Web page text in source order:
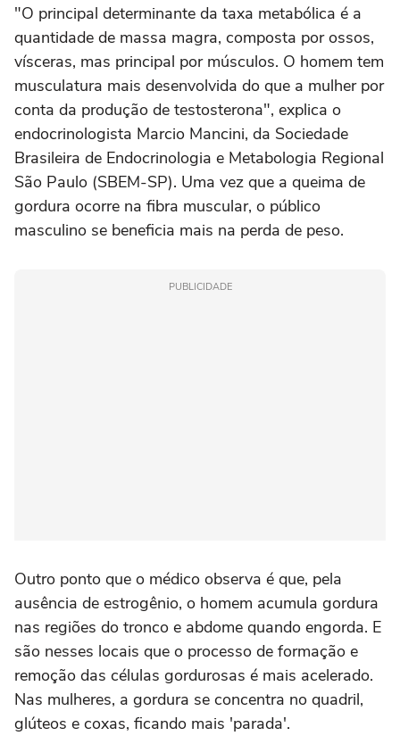
"O principal determinante da taxa metabólica é a
quantidade de massa magra, composta por ossos,
vísceras, mas principal por músculos. O homem tem
musculatura mais desenvolvida do que a mulher por
conta da produção de testosterona", explica o
endocrinologista Marcio Mancini, da Sociedade
Brasileira de Endocrinologia e Metabologia Regional
São Paulo (SBEM-SP). Uma vez que a queima de
gordura ocorre na fibra muscular, o público
masculino se beneficia mais na perda de peso.
PUBLICIDADE
Outro ponto que o médico observa é que, pela
ausência de estrogênio, o homem acumula gordura
nas regiões do tronco e abdome quando engorda. E
são nesses locais que o processo de formação e
remoção das células gordurosas é mais acelerado.
Nas mulheres, a gordura se concentra no quadril,
glúteos e coxas, ficando mais 'parada'.